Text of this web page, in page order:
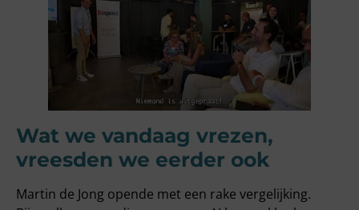
Wat we vandaag vrezen,
vreesden we eerder ook
Martin de Jong opende met een rake vergelijking.